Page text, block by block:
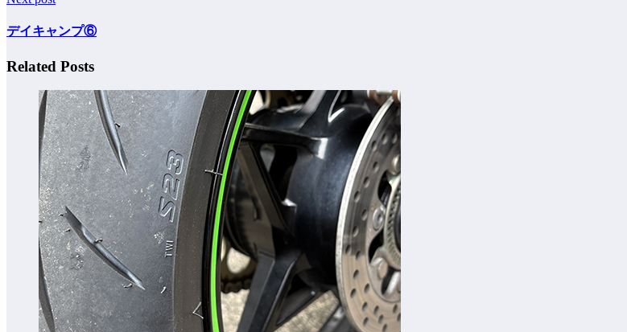
デイキャンプ⑥
Related Posts